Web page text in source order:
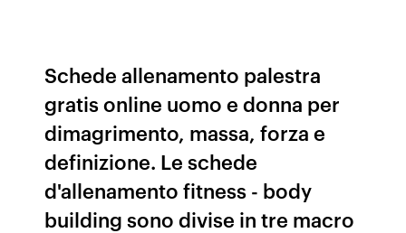
Schede allenamento palestra
gratis online uomo e donna per
dimagrimento, massa, forza e
definizione. Le schede
d'allenamento fitness - body
building sono divise in tre macro